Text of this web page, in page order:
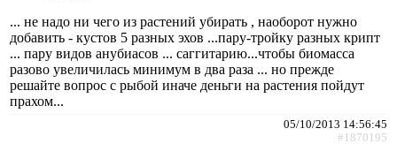
... не надо ни чего из растений убирать , наоборот нужно
добавить - кустов 5 разных эхов ...пару-тройку разных крипт
... пару видов анубиасов ... саггитарию...чтобы биомасса
разово увеличилась минимум в два раза ... но прежде
решайте вопрос с рыбой иначе деньги на растения пойдут
прахом...
05/10/2013 14:56:45
#1870195